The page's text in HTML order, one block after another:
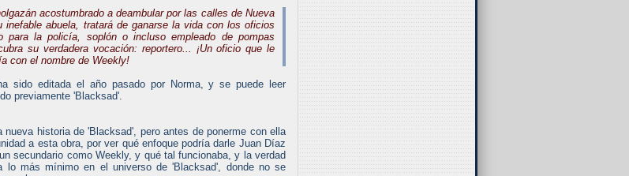
acostumbrado a deambular por las calles de Nueva
inefable abuela, tratará de ganarse la vida con los oficios
para la policía, soplón o incluso empleado de pompas
su verdadera vocación: reportero... ¡Un oficio que le
con el nombre de Weekly!
sido editada el año pasado por Norma, y se puede leer
previamente 'Blacksad'.
nueva historia de 'Blacksad', pero antes de ponerme con ella
a esta obra, por ver qué enfoque podría darle Juan Díaz
secundario como Weekly, y qué tal funcionaba, y la verdad
más mínimo en el universo de 'Blacksad', donde no se